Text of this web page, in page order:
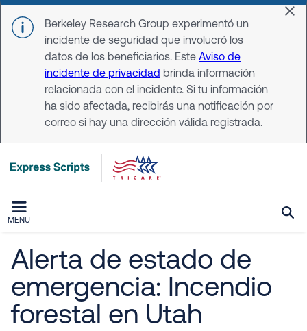
Skip to main content
Berkeley Research Group experimentó un
incidente de seguridad que involucró los
datos de los beneficiarios. Este Aviso de
incidente de privacidad brinda información
relacionada con el incidente. Si tu información
ha sido afectada, recibirás una notificación por
correo si hay una dirección válida registrada.
MENU
Alerta de estado de
emergencia: Incendio
forestal en Utah